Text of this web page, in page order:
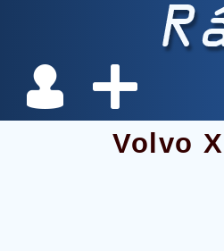
Volvo